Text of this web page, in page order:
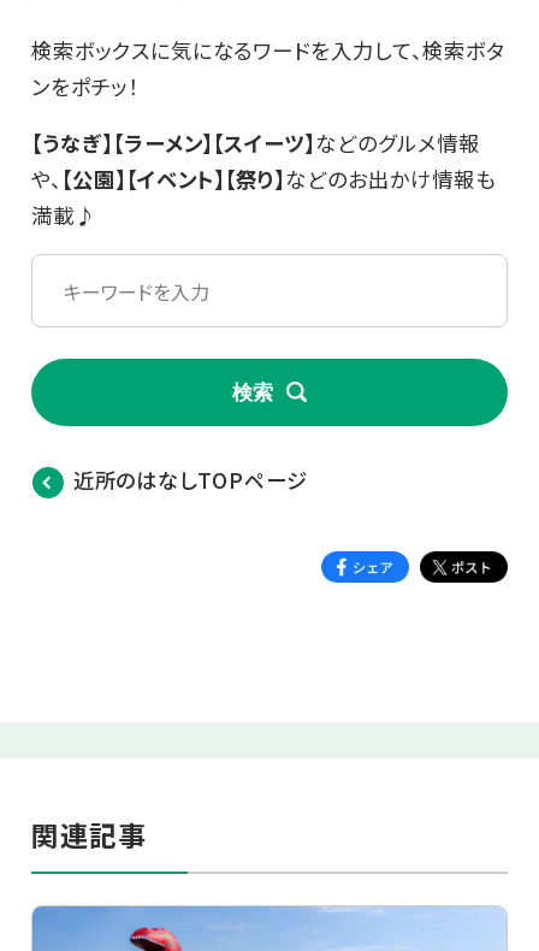
検索ボックスに気になるワードを入力して、検索ボタ
ンをポチッ！
【うなぎ】【ラーメン】【スイーツ】などのグルメ情報
や、 【公園】【イベント】【祭り】などのお出かけ情報も
満載♪
検索
近所のはなしTOPページ
関連記事